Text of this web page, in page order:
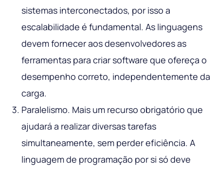
sistemas interconectados, por isso a
escalabilidade é fundamental. As linguagens
devem fornecer aos desenvolvedores as
ferramentas para criar software que ofereça o
desempenho correto, independentemente da
carga.
Paralelismo. Mais um recurso obrigatório que
ajudará a realizar diversas tarefas
simultaneamente, sem perder eficiência. A
linguagem de programação por si só deve